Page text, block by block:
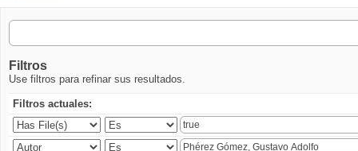
Filtros
Use filtros para refinar sus resultados.
Filtros actuales: